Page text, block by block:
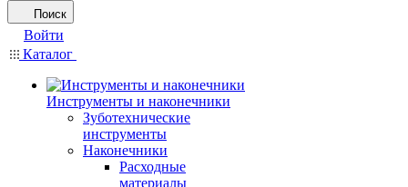
Поиск
Войти
Каталог
Инструменты и наконечники
Зуботехнические
инструменты
Наконечники
Расходные
материалы